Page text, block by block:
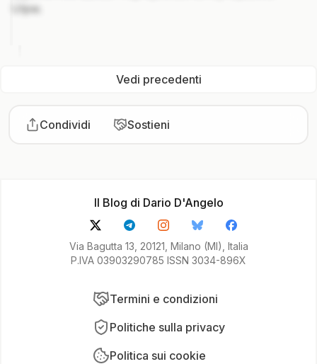
Ulpw.
Vedi precedenti
Condividi Sostieni
Termini e condizioni
Politiche sulla privacy
Politica sui cookie
Il Blog di Dario D'Angelo
Via Bagutta 13, 20121, Milano (MI), Italia
P.IVA 03903290785 ISSN 3034-896X